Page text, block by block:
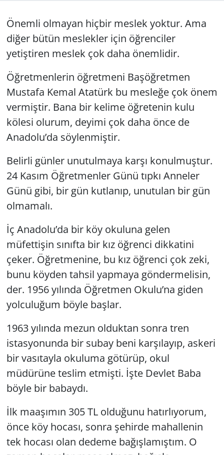
Önemli olmayan hiçbir meslek yoktur. Ama
diğer bütün meslekler için öğrenciler
yetiştiren meslek çok daha önemlidir.
Öğretmenlerin öğretmeni Başöğretmen
Mustafa Kemal Atatürk bu mesleğe çok önem
vermiştir. Bana bir kelime öğretenin kulu
kölesi olurum, deyimi çok daha önce de
Anadolu’da söylenmiştir.
Belirli günler unutulmaya karşı konulmuştur.
24 Kasım Öğretmenler Günü tıpkı Anneler
Günü gibi, bir gün kutlanıp, unutulan bir gün
olmamalı.
İç Anadolu’da bir köy okuluna gelen
müfettişin sınıfta bir kız öğrenci dikkatini
çeker. Öğretmenine, bu kız öğrenci çok zeki,
bunu köyden tahsil yapmaya göndermelisin,
der. 1956 yılında Öğretmen Okulu’na giden
yolculuğum böyle başlar.
1963 yılında mezun olduktan sonra tren
istasyonunda bir subay beni karşılayıp, askeri
bir vasıtayla okuluma götürüp, okul
müdürüne teslim etmişti. İşte Devlet Baba
böyle bir babaydı.
İlk maaşımın 305 TL olduğunu hatırlıyorum,
önce köy hocası, sonra şehirde mahallenin
tek hocası olan dedeme bağışlamıştım. O
GÜNDEM
HABERDE İNSAN
MAGAZİN
POLİTİKA
RESMİ İLANLAR
SAĞLIK
SİYASET
Yerel